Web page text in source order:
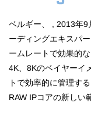
ベルギー、 , 2013年9
ーディングエキスパ
ームレートで効果的
4K、8Kのベイヤーイ
トで効率的に管理す
RAW IPコアの新しい